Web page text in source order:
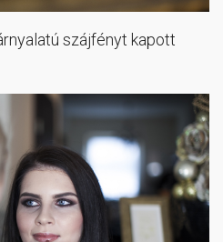
szájfényt kapott